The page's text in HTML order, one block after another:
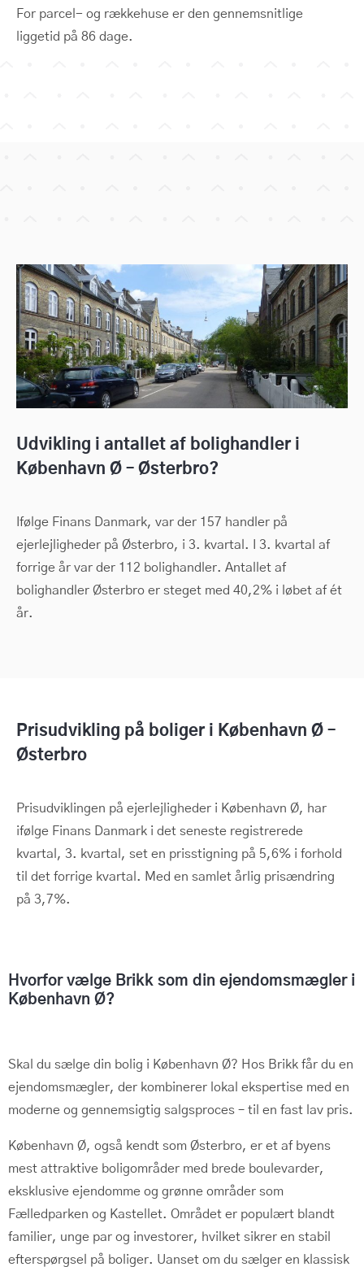
For parcel- og rækkehuse er den gennemsnitlige
liggetid på 86 dage.
Udvikling i antallet af bolighandler i
København Ø – Østerbro?
Ifølge Finans Danmark, var der 157 handler på
ejerlejligheder på Østerbro, i 3. kvartal. I 3. kvartal af
forrige år var der 112 bolighandler. Antallet af
bolighandler Østerbro er steget med 40,2% i løbet af ét
år.
Prisudvikling på boliger i København Ø –
Østerbro
Prisudviklingen på ejerlejligheder i København Ø, har
ifølge Finans Danmark i det seneste registrerede
kvartal, 3. kvartal, set en prisstigning på 5,6% i forhold
til det forrige kvartal. Med en samlet årlig prisændring
på 3,7%.
Hvorfor vælge Brikk som din ejendomsmægler i
København Ø?
Skal du sælge din bolig i København Ø? Hos Brikk får du en
ejendomsmægler, der kombinerer lokal ekspertise med en
moderne og gennemsigtig salgsproces – til en fast lav pris.
København Ø, også kendt som Østerbro, er et af byens
mest attraktive boligområder med brede boulevarder,
eksklusive ejendomme og grønne områder som
Fælledparken og Kastellet. Området er populært blandt
familier, unge par og investorer, hvilket sikrer en stabil
efterspørgsel på boliger. Uanset om du sælger en klassisk